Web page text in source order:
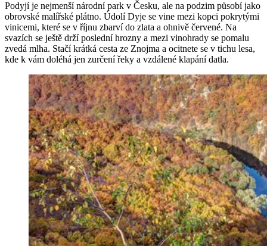
Podyjí je nejmenší národní park v Česku, ale na podzim působí jako
obrovské malířské plátno. Údolí Dyje se vine mezi kopci pokrytými
vinicemi, které se v říjnu zbarví do zlata a ohnivě červené. Na
svazích se ještě drží poslední hrozny a mezi vinohrady se pomalu
zvedá mlha. Stačí krátká cesta ze Znojma a ocitnete se v tichu lesa,
kde k vám doléhá jen zurčení řeky a vzdálené klapání datla.